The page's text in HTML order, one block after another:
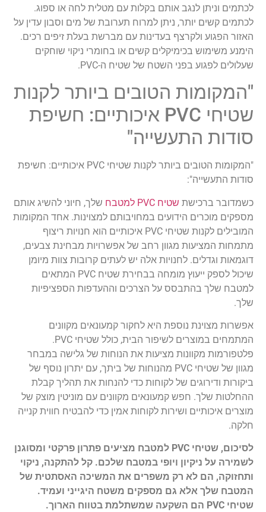
לכתמים וניתן לנגב אותם בקלות עם מטלית לחה או ספוג.
לכתמים קשים יותר, ניתן למרוח תערובת של מים וסבון עדין על
האזור הפגוע ולקרצף בעדינות עם מברשת בעלת זיפים רכים.
הימנע משימוש בכימיקלים קשים או בחומרי ניקוי שוחקים
שעלולים לפגוע בפני השטח של שטיח ה-PVC.
"המקומות הטובים ביותר לקנות
שטיחי PVC איכותיים: חשיפת
סודות התעשייה"
"המקומות הטובים ביותר לקנות שטיחי PVC איכותיים: חשיפת
סודות התעשייה":
כשמדובר ברכישת שטיח PVC למטבח
שלך, חיוני להשיג אותם
מספקים מוכרים הידועים במחויבותם למצוינות. אחד המקומות
המובילים לקנות שטיחי PVC איכותיים הוא חנויות ריצוף
מתמחות המציעות מגוון רחב של אפשרויות מבחינת צבעים,
דוגמאות וגדלים. לחנויות אלה יש לעתים קרובות צוות מיומן
שיכול לספק ייעוץ מומחה בבחירת שטיח PVC המתאים
למטבח שלך בהתבסס על הצרכים וההעדפות הספציפיות
שלך.
אפשרות מצוינת נוספת היא לחקור קמעונאים מקוונים
המתמחים במוצרים לשיפור הבית, כולל שטיחי PVC.
פלטפורמות מקוונות מציעות את הנוחות של גלישה במבחר
מגוון של שטיחי PVC מהנוחות של ביתך, עם יתרון נוסף של
ביקורות ודירוגים של לקוחות כדי להנחות את תהליך קבלת
ההחלטות שלך. חפש קמעונאים מקוונים עם מוניטין מוצק של
מוצרים איכותיים ושירות לקוחות אמין כדי להבטיח חווית קנייה
חלקה.
לסיכום, שטיחי PVC למטבח מציעים פתרון פרקטי ומסוגנן
לשמירה על ניקיון ויופי במטבח שלכם. קל להתקנה, ניקוי
ותחזוקה, הם לא רק משפרים את המשיכה האסתטית של
המטבח שלך אלא גם מספקים משטח היגייני ועמיד.
שטיחי PVC הם השקעה שמשתלמת בטווח הארוך.